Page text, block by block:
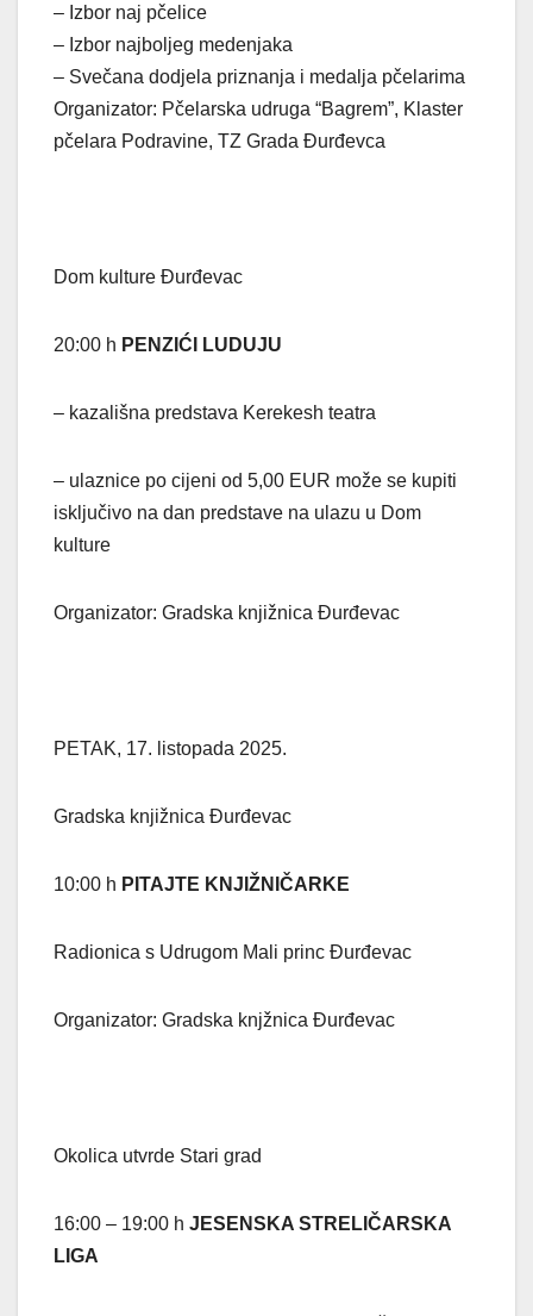
– Izbor naj pčelice
– Izbor najboljeg medenjaka
– Svečana dodjela priznanja i medalja pčelarima
Organizator: Pčelarska udruga “Bagrem”, Klaster
pčelara Podravine, TZ Grada Đurđevca
Dom kulture Đurđevac
20:00 h PENZIĆI LUDUJU
– kazališna predstava Kerekesh teatra
– ulaznice po cijeni od 5,00 EUR može se kupiti
isključivo na dan predstave na ulazu u Dom
kulture
Organizator: Gradska knjižnica Đurđevac
PETAK, 17. listopada 2025.
Gradska knjižnica Đurđevac
10:00 h PITAJTE KNJIŽNIČARKE
Radionica s Udrugom Mali princ Đurđevac
Organizator: Gradska knjžnica Đurđevac
Okolica utvrde Stari grad
16:00 – 19:00 h JESENSKA STRELIČARSKA
LIGA